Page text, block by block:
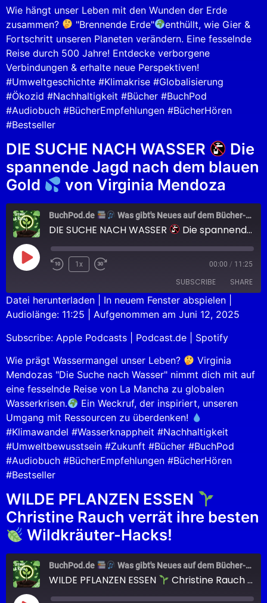
RSS FEED
Wie hängt unser Leben mit den Wunden der Erde
zusammen?
"Brennende Erde"
enthüllt, wie Gier &
Fortschritt unseren Planeten verändern. Eine fesselnde
Reise durch 500 Jahre! Entdecke verborgene
Verbindungen & erhalte neue Perspektiven!
#Umweltgeschichte #Klimakrise #Globalisierung
#Ökozid #Nachhaltigkeit #Bücher #BuchPod
#Audiobuch #BücherEmpfehlungen #BücherHören
#Bestseller
DIE SUCHE NACH WASSER
Die
spannende Jagd nach dem blauen
Gold
von Virginia Mendoza
BuchPod.de Was gibt's Neues auf dem Bücher-Markt?
DIE SUCHE NACH WASSER Die spannende Jagd nach dem blauen Gold
1x 00:00 / 11:25
SUBSCRIBE SHARE
Apple Podcasts Podcast.de
Spotify
RSS FEED
SHARE
LINK
EMBED
Datei herunterladen In neuem Fenster abspielen
Audiolänge: 11:25
Aufgenommen am Juni 12, 2025
Subscribe: Apple Podcasts Podcast.de
Spotify
Wie prägt Wassermangel unser Leben?
Virginia
Mendozas "Die Suche nach Wasser" nimmt dich mit auf
eine fesselnde Reise von La Mancha zu globalen
Wasserkrisen.
Ein Weckruf, der inspiriert, unseren
Umgang mit Ressourcen zu überdenken!
#Klimawandel #Wasserknappheit #Nachhaltigkeit
#Umweltbewusstsein #Zukunft #Bücher #BuchPod
#Audiobuch #BücherEmpfehlungen #BücherHören
#Bestseller
WILDE PFLANZEN ESSEN
Christine Rauch verrät ihre besten
Wildkräuter-Hacks!
BuchPod.de Was gibt's Neues auf dem Bücher-Markt?
WILDE PFLANZEN ESSEN Christine Rauch verrät ihre besten